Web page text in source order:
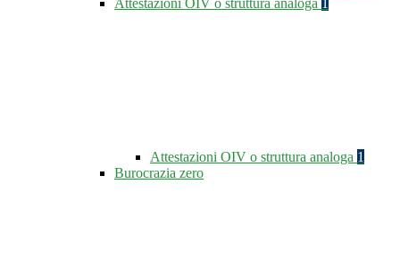
Attestazioni OIV o struttura analoga 1
Attestazioni OIV o struttura analoga 1
Burocrazia zero